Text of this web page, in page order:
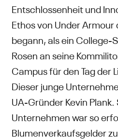
Entschlossenheit und
Ethos von Under
begann, als ein College-
Rosen an seine
Campus für den Tag der
Dieser junge
UA-Gründer Kevin Plank.
Unternehmen war so
Blumenverkaufsgelder